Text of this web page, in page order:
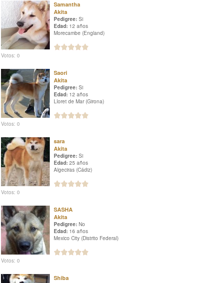
Samantha
Akita
Pedigree: Si
Edad: 12 años
Morecambe (England)
Votos: 0
Saori
Akita
Pedigree: Si
Edad: 12 años
Lloret de Mar (Girona)
Votos: 0
sara
Akita
Pedigree: Si
Edad: 25 años
Algeciras (Cádiz)
Votos: 0
SASHA
Akita
Pedigree: No
Edad: 16 años
Mexico City (Distrito Federal)
Votos: 0
Shiba